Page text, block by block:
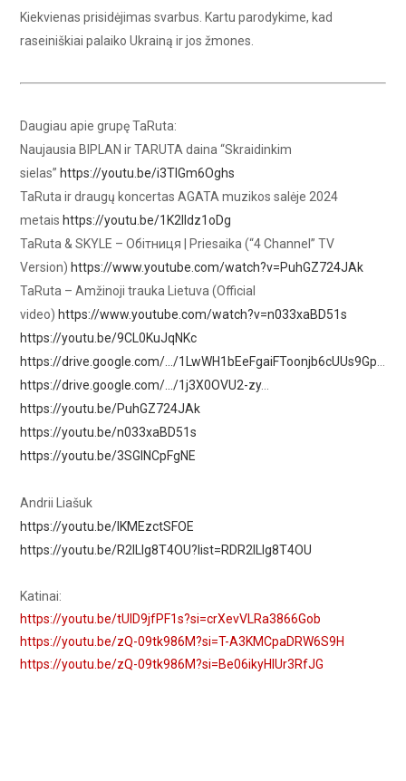
Kiekvienas prisidėjimas svarbus. Kartu parodykime, kad
raseiniškiai palaiko Ukrainą ir jos žmones.
Daugiau apie grupę TaRuta:
Naujausia BIPLAN ir TARUTA daina “Skraidinkim
sielas” https://youtu.be/i3TlGm6Oghs
TaRuta ir draugų koncertas AGATA muzikos salėje 2024
metais https://youtu.be/1K2IIdz1oDg
TaRuta & SKYLE – Обітниця | Priesaika (“4 Channel” TV
Version) https://www.youtube.com/watch?v=PuhGZ724JAk
TaRuta – Amžinoji trauka Lietuva (Official
video) https://www.youtube.com/watch?v=n033xaBD51s
https://youtu.be/9CL0KuJqNKc
https://drive.google.com/…/1LwWH1bEeFgaiFToonjb6cUUs9Gp
https://drive.google.com/…/1j3X0OVU2-zy…
https://youtu.be/PuhGZ724JAk
https://youtu.be/n033xaBD51s
https://youtu.be/3SGlNCpFgNE
Andrii Liašuk
https://youtu.be/lKMEzctSFOE
https://youtu.be/R2lLIg8T4OU?list=RDR2lLIg8T4OU
Katinai:
https://youtu.be/tUID9jfPF1s?si=crXevVLRa3866Gob
https://youtu.be/zQ-09tk986M?si=T-A3KMCpaDRW6S9H
https://youtu.be/zQ-09tk986M?si=Be06ikyHIUr3RfJG